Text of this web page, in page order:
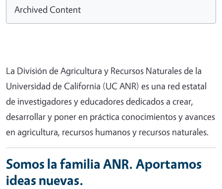
Archived Content
La División de Agricultura y Recursos Naturales de la
Universidad de California (UC ANR) es una red estatal
de investigadores y educadores dedicados a crear,
desarrollar y poner en práctica conocimientos y avances
en agricultura, recursos humanos y recursos naturales.
Somos la familia ANR. Aportamos
ideas nuevas.